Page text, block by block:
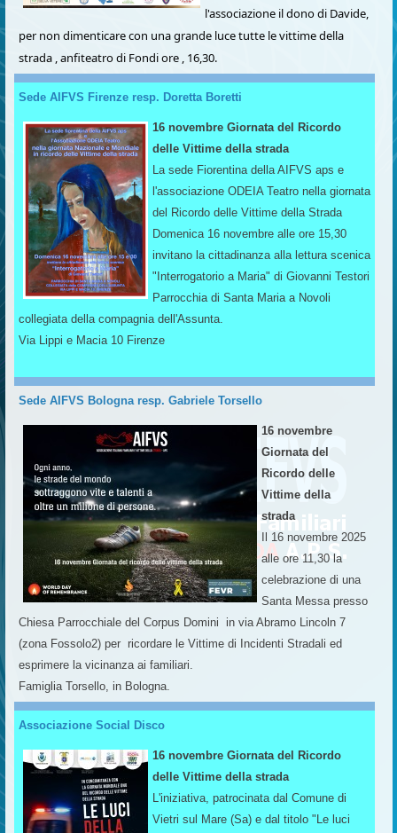
l'associazione il dono di Davide,
per non dimenticare con una grande luce tutte le vittime della
strada , anfiteatro di Fondi ore , 16,30.
Sede AIFVS Firenze resp. Doretta Boretti
16 novembre Giornata del Ricordo
delle Vittime della strada
La sede Fiorentina della AIFVS aps e
l'associazione ODEIA Teatro nella giornata
del Ricordo delle Vittime della Strada
Domenica 16 novembre alle ore 15,30
invitano la cittadinanza alla lettura scenica
"Interrogatorio a Maria" di Giovanni Testori
Parrocchia di Santa Maria a Novoli
collegiata della compagnia dell'Assunta.
Via Lippi e Macia 10 Firenze
Sede AIFVS Bologna resp. Gabriele Torsello
16 novembre
Giornata del
Ricordo delle
Vittime della
strada
Il 16 novembre 2025
alle ore 11,30 la
celebrazione di una
Santa Messa presso
Chiesa Parrocchiale del Corpus Domini in via Abramo Lincoln 7
(zona Fossolo2) per ricordare le Vittime di Incidenti Stradali ed
esprimere la vicinanza ai familiari.
Famiglia Torsello, in Bologna.
Associazione Social Disco
16 novembre Giornata del Ricordo
delle Vittime della strada
L'iniziativa, patrocinata dal Comune di
Vietri sul Mare (Sa) e dal titolo "Le luci